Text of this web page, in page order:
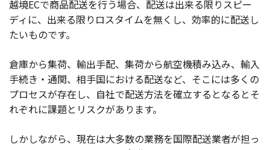
越境ECで商品配送を行う場合、配送は出来る限りスピー
ディに、出来る限りロスタイムを無くし、効率的に配送し
たいものです。
倉庫から集荷、輸出手配、集荷から航空機積み込み、輸入
手続き・通関、相手国における配送など、そこには多くの
プロセスが存在し、自社で配送方法を確立するとなるとそ
れぞれに課題とリスクがあります。
しかしながら、現在は大多数の業務を国際配送業者が担っ